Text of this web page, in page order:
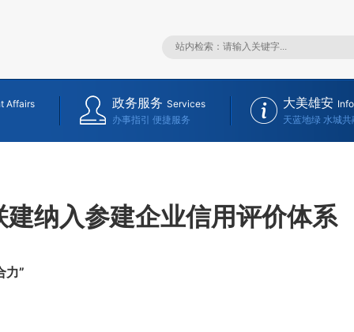
Affairs
政务服务 Services
办事指引 便捷服务
大美雄安
天蓝地绿 水城共
纳入参建企业信用评价体系
力”